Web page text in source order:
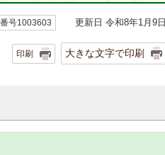
号1003603 更新日 令和8年1月9日
印刷 大きな文字で印刷